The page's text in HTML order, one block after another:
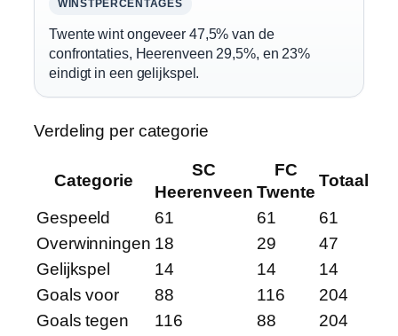
WINSTPERCENTAGES
Twente wint ongeveer 47,5% van de
confrontaties, Heerenveen 29,5%, en 23%
eindigt in een gelijkspel.
Verdeling per categorie
Categorie
SC
Heerenveen
FC
Twente
Totaal
Gespeeld
61 61
61
Overwinningen 18 29
47
Gelijkspel
14 14
14
Goals voor
88 116
204
Goals tegen
116 88
204